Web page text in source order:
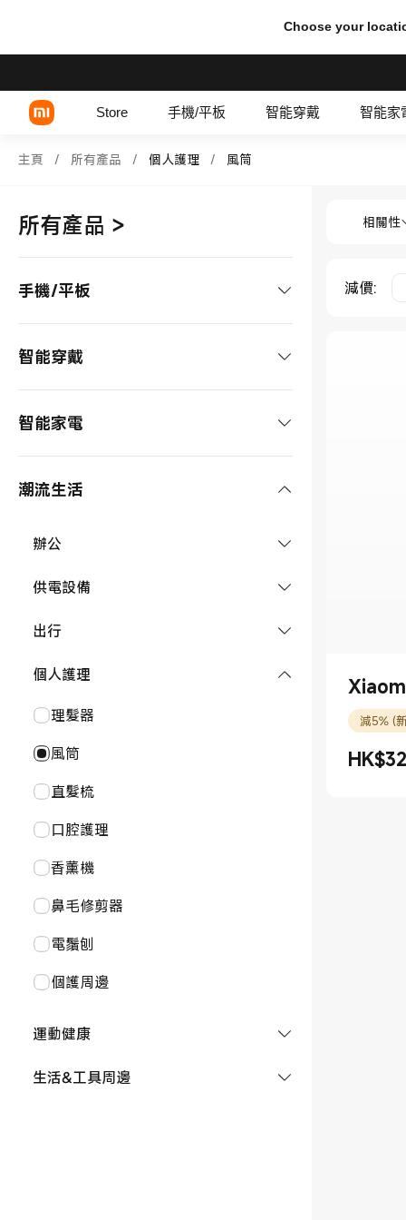
Choose your
Store 手機/平板
Xiaomi 系列
POCO 系列
智能穿戴 智能家
Shop 個人護理 風筒 in
主頁 / 所有產品 / 個人護理 / 風筒
所有產品 >
手機/平板
手機
REDMI 系列
手機配件
平板
智能穿戴
手錶及配件
手錶配件
智能手環
手環配件
耳機及配件
耳機
Smart Tags
tag
智能眼鏡及配件
智能眼鏡
智能家電
影音&大家電
冷氣機
電視/智慧顯示器
喇叭/音箱
投影機
盒子/電視棒
麥克風
手持吸塵器
洗地機
清潔家電配件
空氣淨化器
風扇
抽濕機
淨化器配件
電飯煲
微波爐
電鍋
電磁爐
空氣炸鍋
水壺
烹飪設備配件
室內燈
智能燈泡
潮流生活
辦公
隨身碟
顯示器
供電設備
充電器
線材
無線充電器
行動電源
出行
車充
潮流眼鏡
露營燈
旅行箱
滑板車
背囊
電動打氣機
自拍桿
個人護理
理髮器
風筒
直髮梳
口腔護理
香薰機
鼻毛修剪器
電鬚刨
個護周邊
運動健康
水杯
生活&工具周邊
相關性
減價:
減5% (
HK$
現價